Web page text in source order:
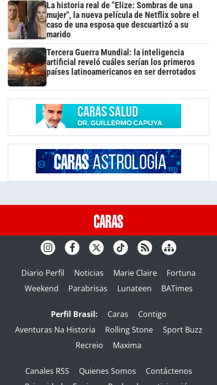
La historia real de "Elize: Sombras de una
mujer", la nueva película de Netflix sobre el
caso de una esposa que descuartizó a su
marido
Tercera Guerra Mundial: la inteligencia
artificial reveló cuáles serían los primeros
países latinoamericanos en ser derrotados
Diario Perfil Noticias Marie Claire
Fortuna
Weekend
Parabrisas Lunateen BATimes
Perfil Brasil: Caras
Contigo
Aventuras Na Historia
Rolling Stone
Sport Buzz
Recreio
Maxima
Canales RSS Quienes Somos
Contáctenos